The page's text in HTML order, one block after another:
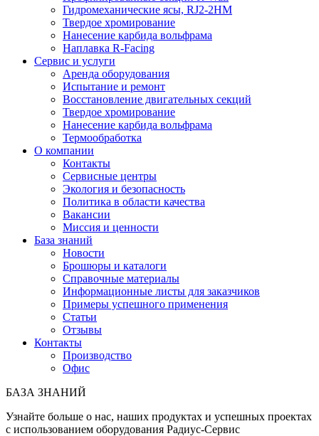
Гидромеханические ясы, RJ2-2HM
Твердое хромирование
Нанесение карбида вольфрама
Наплавка R-Facing
Сервис и услуги
Аренда оборудования
Испытание и ремонт
Восстановление двигательных секций
Твердое хромирование
Нанесение карбида вольфрама
Термообработка
О компании
Контакты
Сервисные центры
Экология и безопасность
Политика в области качества
Вакансии
Миссия и ценности
База знаний
Новости
Брошюры и каталоги
Справочные материалы
Информационные листы для заказчиков
Примеры успешного применения
Статьи
Отзывы
Контакты
Производство
Офис
БАЗА ЗНАНИЙ
Узнайте больше о нас, наших продуктах и успешных проектах
с использованием оборудования Радиус-Сервис